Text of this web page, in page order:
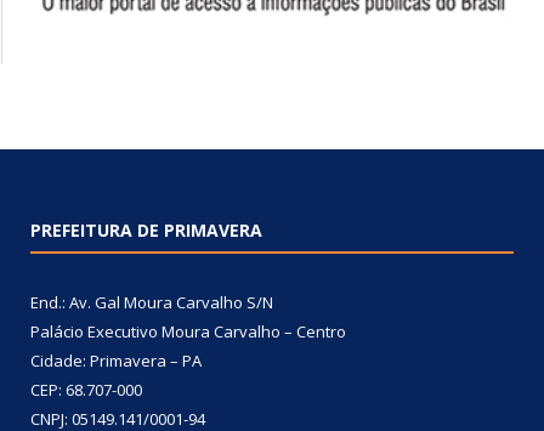
PREFEITURA DE PRIMAVERA
End.: Av. Gal Moura Carvalho S/N
Palácio Executivo Moura Carvalho – Centro
Cidade: Primavera – PA
CEP: 68.707-000
CNPJ: 05149.141/0001-94